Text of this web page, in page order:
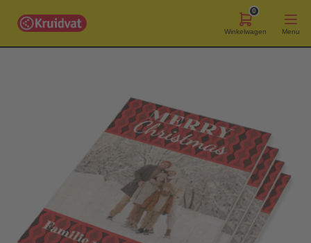
0
Winkelwagen Menu